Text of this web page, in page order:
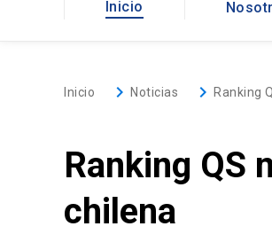
Inicio
Inicio keyboard_arrow_rightNoticias keyboard_arrow_rightRanking
Ranking QS
chilena